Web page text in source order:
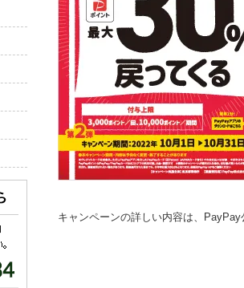
キャンペーンの詳しい内容は、PayPay